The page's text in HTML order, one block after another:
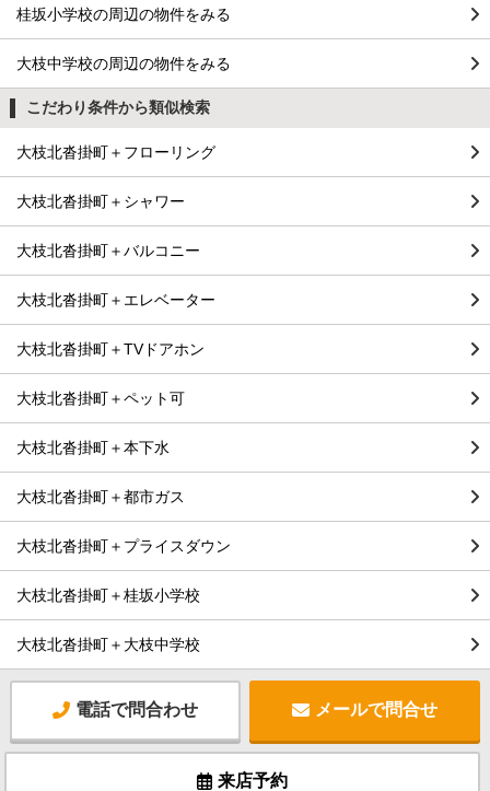
桂坂小学校の周辺の物件をみる
大枝中学校の周辺の物件をみる
こだわり条件から類似検索
大枝北沓掛町＋フローリング
大枝北沓掛町＋シャワー
大枝北沓掛町＋バルコニー
大枝北沓掛町＋エレベーター
大枝北沓掛町＋TVドアホン
大枝北沓掛町＋ペット可
大枝北沓掛町＋本下水
大枝北沓掛町＋都市ガス
大枝北沓掛町＋プライスダウン
大枝北沓掛町＋桂坂小学校
大枝北沓掛町＋大枝中学校
電話で問合わせ メールで問合せ
来店予約